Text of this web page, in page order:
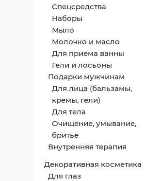
Спецсредства
Наборы
Мыло
Молочко и масло
Для приема ванны
Гели и лосьоны
Подарки мужчинам
Для лица (бальзамы,
кремы, гели)
Для тела
Очищение, умывание,
бритье
Внутренняя терапия
Декоративная косметика
Для глаз